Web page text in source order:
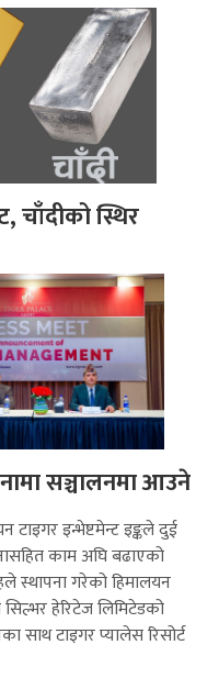
चाँदीको स्थिर
सञ्चालनमा आउने
इन्भेष्टमेन्ट इङ्कले दुई
काम अघि बढाएको
स्थापना गरेको हिमालयन
सिल्भर हेरिटेज लिमिटेडको
साथ टाइगर प्यालेस रिसोर्ट